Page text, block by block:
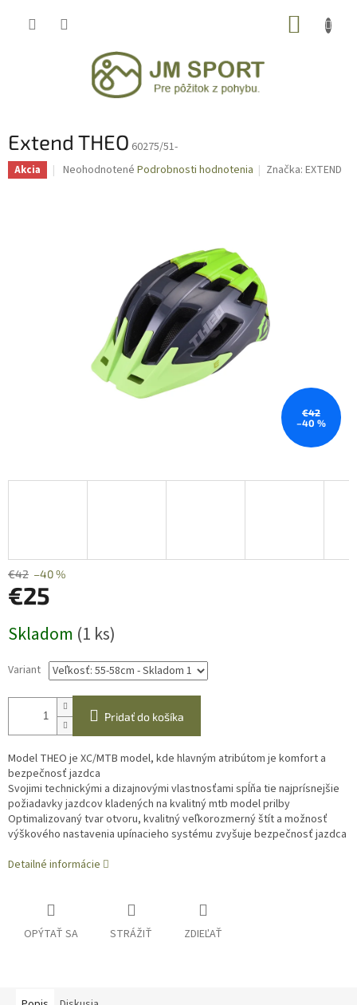
Extend THEO 60275/51-
Akcia
Priemerné
Neohodnotené Podrobnosti hodnotenia Značka:EXTEND
€42
–40 %
€42 –40 %
€25
cena:
Skladom (1 ks)
Variant
Pridať do košíka
Model THEO je XC/MTB model, kde hlavným atribútom je komfort a
bezpečnosť jazdca
Svojimi technickými a dizajnovými vlastnosťami spĺňa tie najprísnejšie
požiadavky jazdcov kladených na kvalitný mtb model prilby
Optimalizovaný tvar otvoru, kvalitný veľkorozmerný štít a možnosť
výškového nastavenia upínacieho systému zvyšuje bezpečnosť jazdca
Detailné informácie
OPÝTAŤ SA STRÁŽIŤ ZDIEĽAŤ